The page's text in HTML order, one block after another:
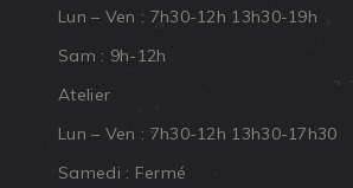
Lun – Ven : 7h30-12h 13h30-19h
Sam : 9h-12h
Atelier
Lun – Ven : 7h30-12h 13h30-17h30
Samedi : Fermé